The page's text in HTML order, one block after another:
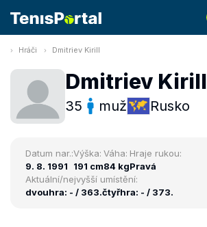
Hráči Dmitriev Kirill
Dmitriev Kirill
35 muž Rusko
Datum nar.:
9. 8. 1991
Výška:
191 cm
Váha:
84 kg
Hraje rukou:
Pravá
Aktuální/nejvyšší umístění:
dvouhra: - / 363.čtyřhra: - / 373.